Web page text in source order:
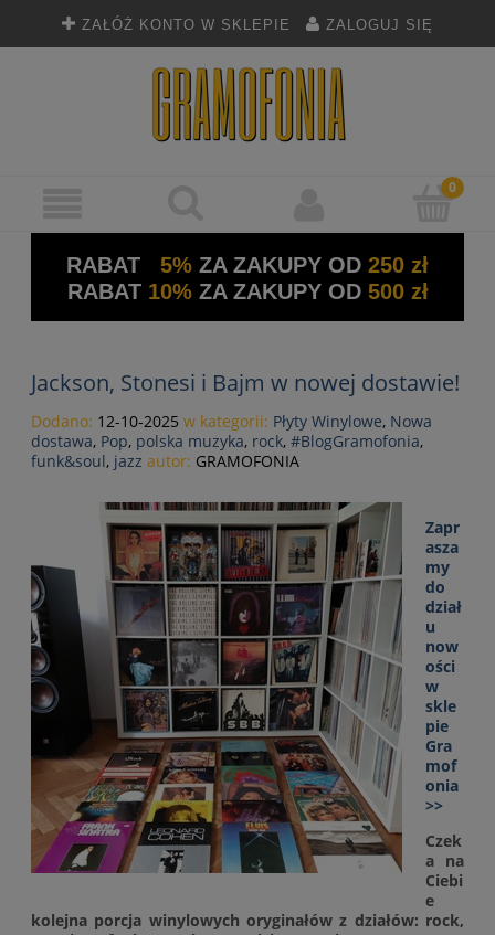
ZAŁÓŻ KONTO W SKLEPIE ZALOGUJ SIĘ
RABAT 5% ZA ZAKUPY OD 250 zł
RABAT 10%ZA ZAKUPY OD 500 zł
Jackson, Stonesi i Bajm w nowej dostawie!
Dodano: 12-10-2025 w kategorii: Płyty Winylowe, Nowa
dostawa, Pop, polska muzyka, rock, #BlogGramofonia,
funk&soul, jazz autor: GRAMOFONIA
Zapr
asza
my
do
dział
u
now
ości
w
skle
pie
Gra
mof
onia
>>
Czek
a na
Ciebi
e
kolejna porcja winylowych oryginałów z działów: rock,